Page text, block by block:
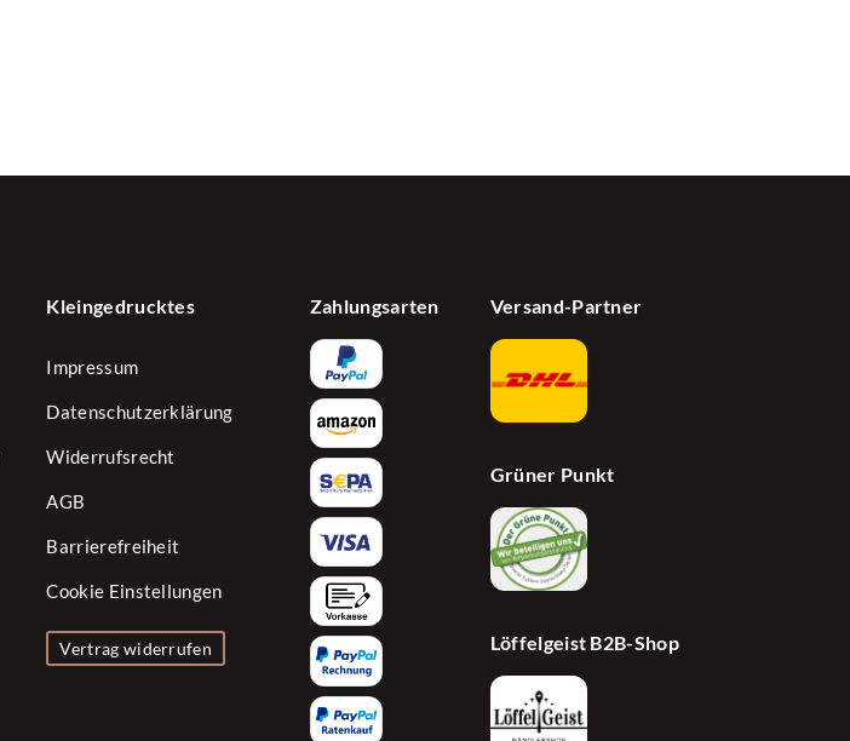
Kleingedrucktes
Impressum
Datenschutzerklärung
Widerrufsrecht
AGB
Barrierefreiheit
Cookie Einstellungen
Vertrag widerrufen
Zahlungsarten Versand-Partner
Grüner Punkt
Löffelgeist B2B-Shop